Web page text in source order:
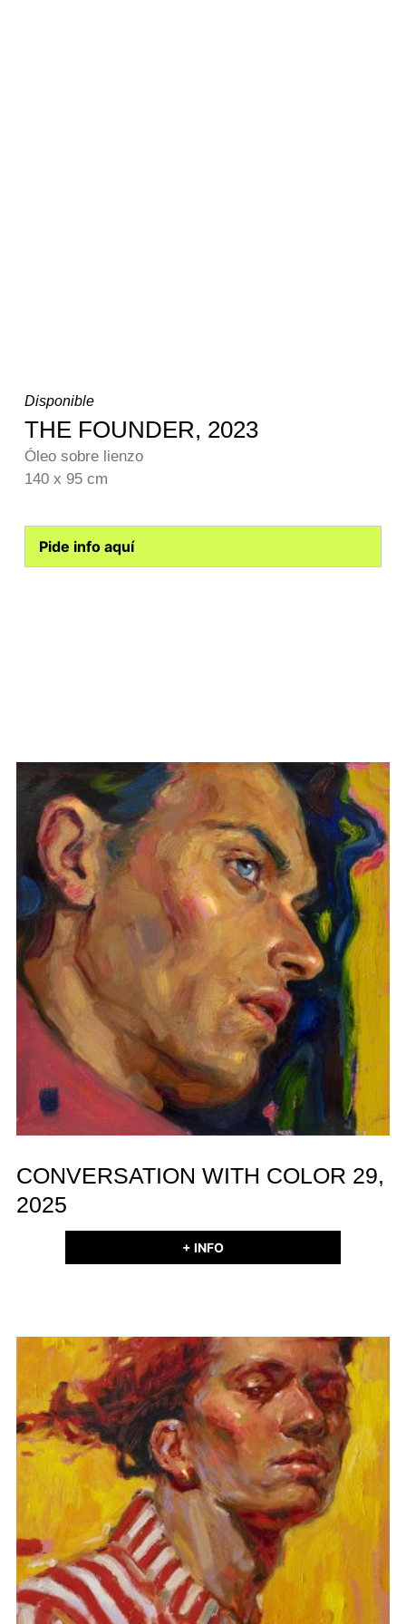
Disponible
THE FOUNDER, 2023
Óleo sobre lienzo
140 x 95 cm
Pide info aquí
CONVERSATION WITH COLOR 29,
2025
+ INFO